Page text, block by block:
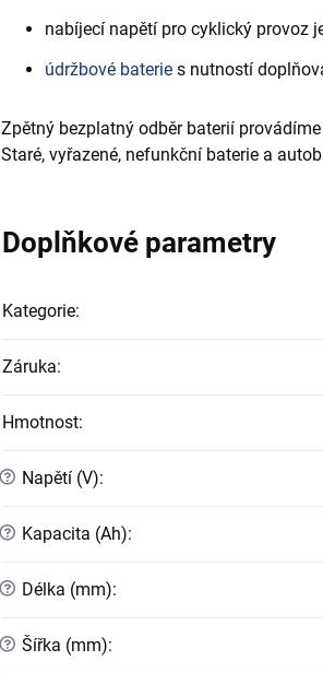
nabíjecí napětí pro cyklický provoz
údržbové baterie s nutností
Zpětný bezplatný odběr baterií
Staré, vyřazené, nefunkční baterie a
Doplňkové parametry
Kategorie:
Záruka:
Hmotnost:
? Napětí (V):
? Kapacita (Ah):
? Délka (mm):
? Šířka (mm):